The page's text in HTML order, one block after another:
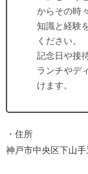
からその時
知識と経験
ください。
記念日や接
ランチやデ
けます。
・住所
神戸市中央区下山